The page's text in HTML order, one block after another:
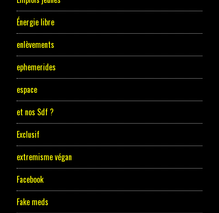
Énergie libre
enlèvements
ephemerides
espace
et nos Sdf ?
Exclusif
extremisme végan
Facebook
Fake meds